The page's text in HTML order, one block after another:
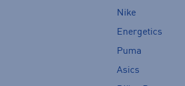
Nike
Energetics
Puma
Asics